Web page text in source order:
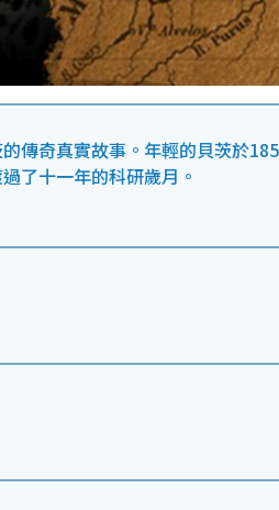
傳奇真實故事。年輕的貝茨於
了十一年的科研歲月。